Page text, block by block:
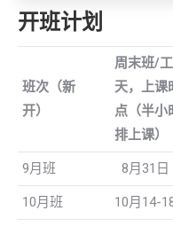
开班计划
班次（新
开）
周末班/
天，上课
点（半小
排上课）
9月班 8月31日
10月班 10月14-